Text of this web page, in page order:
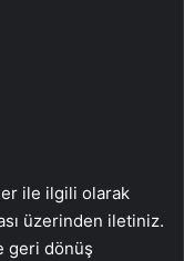
ile ilgili olarak
üzerinden iletiniz.
geri dönüş